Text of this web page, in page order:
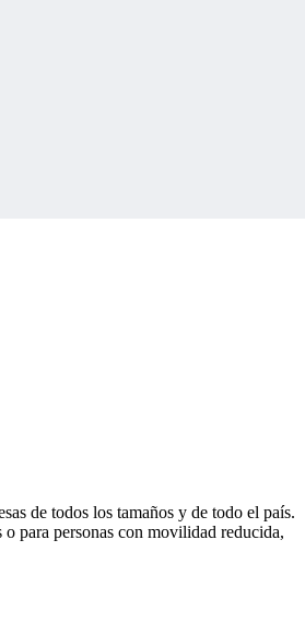
de todos los tamaños y de todo el país.
para personas con movilidad reducida,